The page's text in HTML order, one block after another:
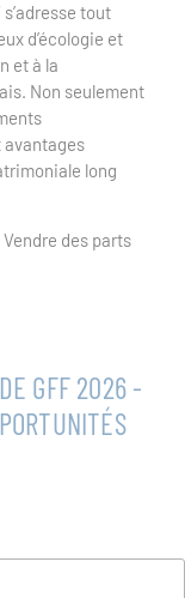
tout
d’écologie et
et à la
Non seulement
avantages
long
des parts
GFF 2026 -